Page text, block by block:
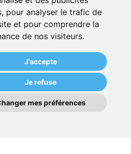
pour analyser le trafic de
et pour comprendre la
de nos visiteurs.
J'accepte
Je refuse
mes préférences
Livraison chez vous
Livraison dans un Point Relais